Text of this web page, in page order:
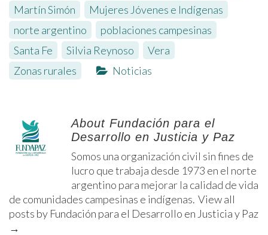
Martín Simón
Mujeres Jóvenes e Indígenas
norte argentino
poblaciones campesinas
Santa Fe
Silvia Reynoso Vera
Zonas rurales
Noticias
About Fundación para el
Desarrollo en Justicia y Paz
Somos una organización civil sin fines de
lucro que trabaja desde 1973 en el norte
argentino para mejorar la calidad de vida
de comunidades campesinas e indígenas. View all
posts by Fundación para el Desarrollo en Justicia y Paz
→